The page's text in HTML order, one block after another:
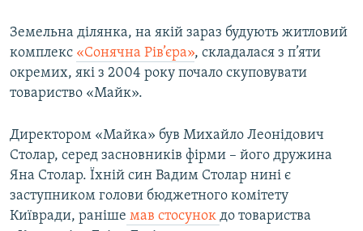
Земельна ділянка, на якій зараз будують житловий
комплекс «Сонячна Рів’єра», складалася з п’яти
окремих, які з 2004 року почало скуповувати
товариство «Майк».
Директором «Майка» був Михайло Леонідович
Столар, серед засновників фірми – його дружина
Яна Столар. Їхній син Вадим Столар нині є
заступником голови бюджетного комітету
Київради, раніше мав стосунок до товариства